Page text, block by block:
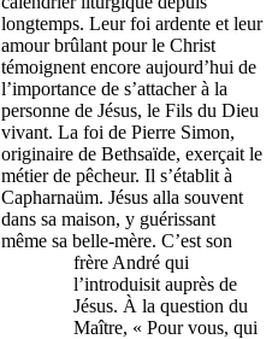
longtemps. Leur foi ardente et leur
amour brûlant pour le Christ
témoignent encore aujourd’hui de
l’importance de s’attacher à la
personne de Jésus, le Fils du Dieu
vivant. La foi de Pierre Simon,
originaire de Bethsaïde, exerçait le
métier de pêcheur. Il s’établit à
Capharnaüm. Jésus alla souvent
dans sa maison, y guérissant
même sa belle-mère. C’est son
frère André qui
l’introduisit auprès de
Jésus. À la question du
Maître, « Pour vous, qui